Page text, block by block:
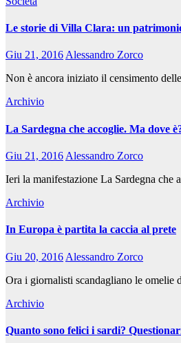
Le storie di Villa Clara: un
Giu 21, 2016Alessandro Zorco
Non è ancora iniziato il censimento
Archivio
La Sardegna che accoglie. Ma dove
Giu 21, 2016 Alessandro Zorco
Ieri la manifestazione La Sardegna che
Archivio
In Europa è partita la caccia al prete
Giu 20, 2016 Alessandro Zorco
Ora i giornalisti scandagliano le omelie
Archivio
Quanto sono felici i sardi?